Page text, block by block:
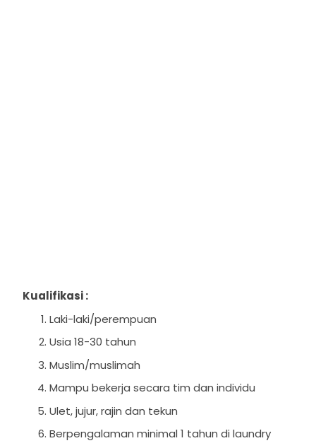
Kualifikasi :
Laki-laki/perempuan
Usia 18-30 tahun
Muslim/muslimah
Mampu bekerja secara tim dan individu
Ulet, jujur, rajin dan tekun
Berpengalaman minimal 1 tahun di laundry